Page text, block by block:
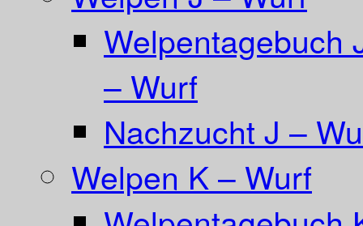
Welpentagebuch
– Wurf
Nachzucht J –
Welpen K – Wurf